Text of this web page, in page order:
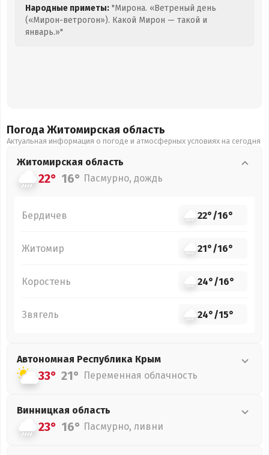
Народные приметы: "Мирона. «Ветреный день
(«Мирон-ветрогон»). Какой Мирон — такой и
январь.»"
Погода Житомирская область
Актуальная информация о погоде и атмосферных условиях на сегодня
Житомирская область
22° 16° Пасмурно, дождь
Бердичев 22°/16°
Житомир 21°/16°
Коростень 24°/16°
Звягель 24°/15°
Автономная Республика Крым
33° 21° Переменная облачность
Винницкая область
23° 16° Пасмурно, ливни